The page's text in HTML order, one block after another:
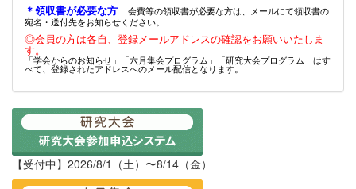
＊領収書が必要な方
会費等の領収書が必要な方は、メールにて領収書の
宛名・送付先をお知らせください。
◎会員の方は各自、登録メールアドレスの確認をお願いいたしま
す。
「学会からのお知らせ」「六月集会プログラム」「研究大会プログラム」はす
べて、登録されたアドレスへのメール配信となります。
【受付中】2026/8/1（土）〜8/14（金）